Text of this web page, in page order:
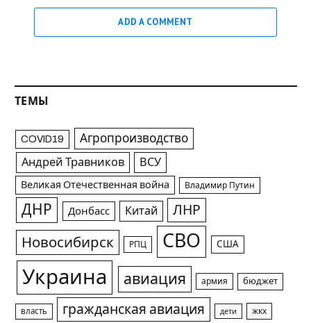
ADD A COMMENT
ТЕМЫ
COVID19 Агропроизводство
Андрей Травников ВСУ
Великая Отечественная война Владимир Путин
ДНР Донбасс Китай ЛНР
Новосибирск РПЦ СВО США
Украина авиация армия бюджет
власть гражданская авиация дети жкх